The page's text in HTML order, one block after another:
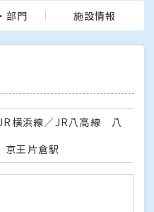
部門 施設情報
横浜線／JR八高線 八
王片倉駅